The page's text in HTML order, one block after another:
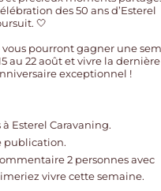
des 50 ans d’Esterel
🤍
vous pourront gagner une
au 22 août et vivre la
exceptionnel !
Esterel Caravaning.
publication.
2 personnes avec
vivre cette semaine.